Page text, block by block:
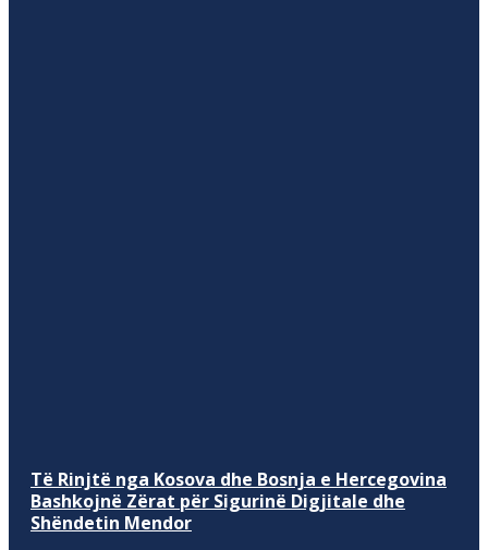
Të Rinjtë nga Kosova dhe Bosnja e Hercegovina
Bashkojnë Zërat për Sigurinë Digjitale dhe
Shëndetin Mendor